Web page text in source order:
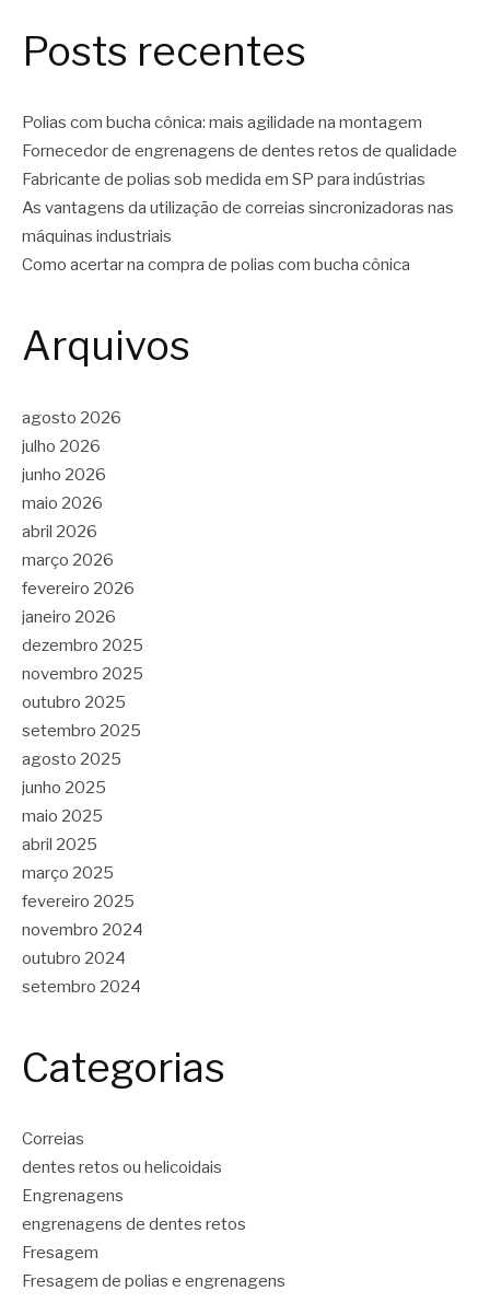
Posts recentes
Polias com bucha cônica: mais agilidade na montagem
Fornecedor de engrenagens de dentes retos de qualidade
Fabricante de polias sob medida em SP para indústrias
As vantagens da utilização de correias sincronizadoras nas
máquinas industriais
Como acertar na compra de polias com bucha cônica
Arquivos
agosto 2026
julho 2026
junho 2026
maio 2026
abril 2026
março 2026
fevereiro 2026
janeiro 2026
dezembro 2025
novembro 2025
outubro 2025
setembro 2025
agosto 2025
junho 2025
maio 2025
abril 2025
março 2025
fevereiro 2025
novembro 2024
outubro 2024
setembro 2024
Categorias
Correias
dentes retos ou helicoidais
Engrenagens
engrenagens de dentes retos
Fresagem
Fresagem de polias e engrenagens